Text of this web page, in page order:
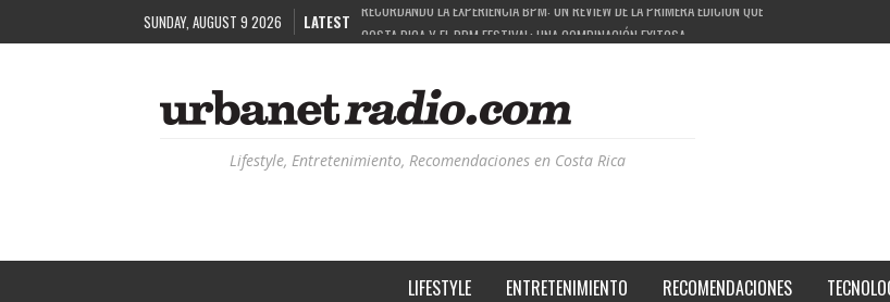
SUNDAY, AUGUST 9 2026 LATEST COSTA RICA Y EL BPM FESTIVAL: UNA COMBINACIÓN EXITOSA
RUTAS NATURBANAS: EL PROYECTO QUE ESTÁ TRANSFORMANDO LA CALIDAD DE VIDA DEL
Lifestyle, Entretenimiento, Recomendaciones en Costa Rica
LIFESTYLE ENTRETENIMIENTO RECOMENDACIONES